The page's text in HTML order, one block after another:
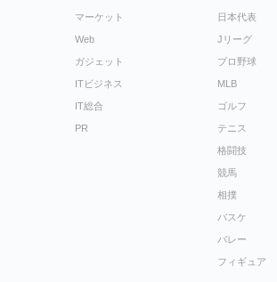
マーケット
Web
ガジェット
ITビジネス
IT総合
PR
日本代表
Jリーグ
プロ野球
MLB
ゴルフ
テニス
格闘技
競馬
相撲
バスケ
バレー
フィギュア